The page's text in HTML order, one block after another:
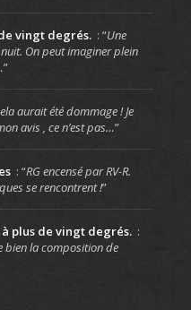
vingt degrés. : “Une
On peut imaginer plein
”
aurait été dommage ! Je
avis , ce n’est pas…”
: “RG encensé par RV-R.
se rencontrent !”
plus de vingt degrés. :
bien la composition de